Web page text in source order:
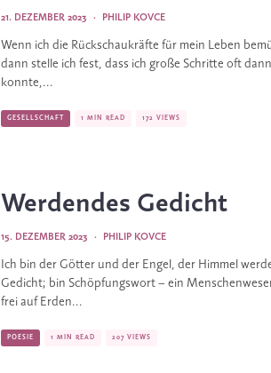
PHILIP KOVCE
·
21. DEZEMBER 2023
Wenn ich die Rückschaukräfte für mein Leben
dann stelle ich fest, dass ich große Schritte oft
konnte,...
GESELLSCHAFT 1 MIN READ 172 VIEWS
Werdendes Gedicht
PHILIP KOVCE
·
15. DEZEMBER 2023
Ich bin der Götter und der Engel, der Himmel
Gedicht; bin Schöpfungswort – ein
frei auf Erden...
POESIE 1 MIN READ 207 VIEWS